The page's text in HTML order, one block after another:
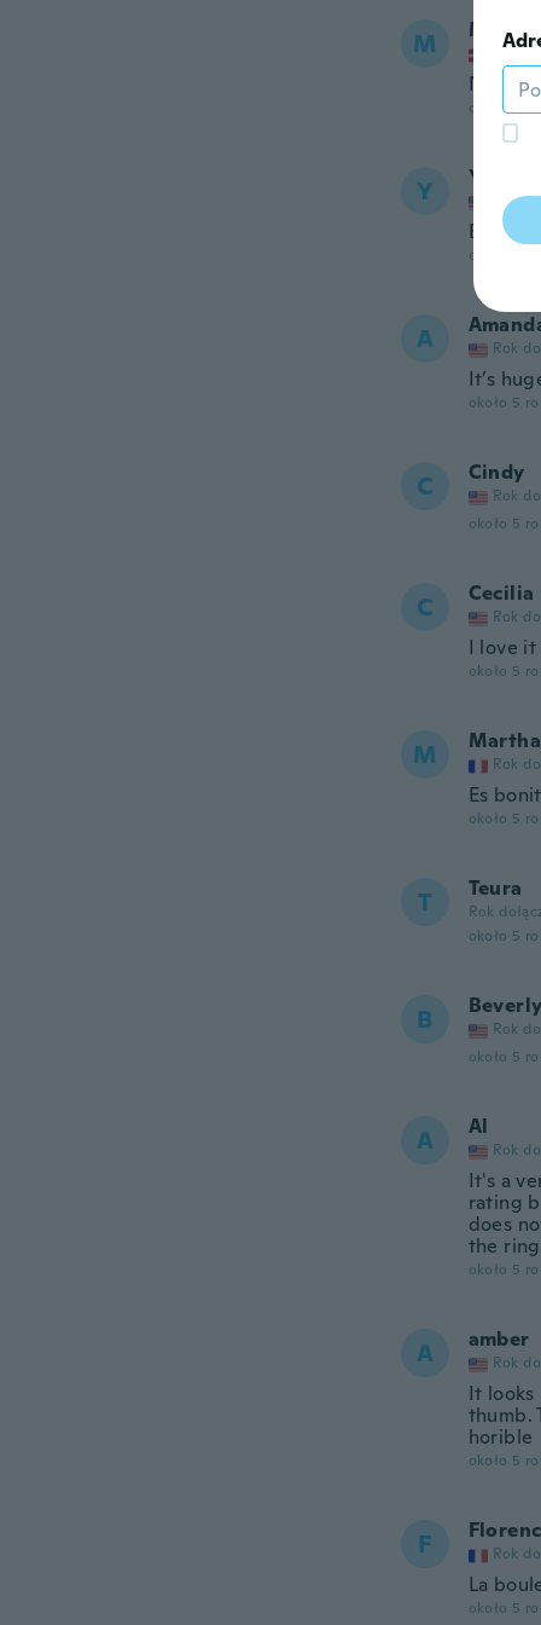
M M
Rok
Nice.
około 5
Y Yolanda
Rok
Esta
około 5
A Rok
It’s
około 5
C Cindy
Rok
około 5
C Cecilia
Rok
I love it
około 5
M Rok
Es
około 5
T Teura
Rok
około 5
B Beverly
Rok
około 5
A Al
Rok
It's a
rating
does
the
około 5
A amber
Rok
It looks
thumb.
horible
około 5
F Rok
La
około 5